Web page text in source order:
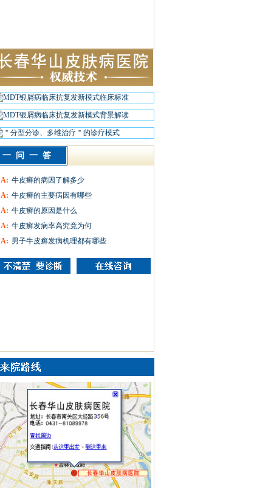
一问一答
A: 牛皮癣的病因了解多少
A: 牛皮癣的主要病因有哪些
A: 牛皮癣的原因是什么
A: 牛皮癣发病率高究竟为何
A: 男子牛皮癣发病机理都有哪些